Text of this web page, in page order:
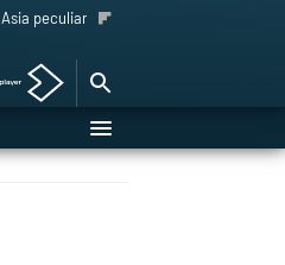
Asia peculiar tradición